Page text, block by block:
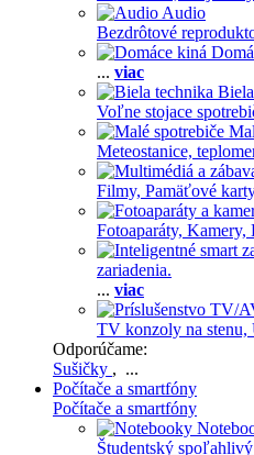
Audio
Bezdrôtové
... viac
Voľne stojace
Meteostanice,
Filmy, Pamäťové
Fotoaparáty, Kamery,
zariadenia.
... viac
TV konzoly na stenu,
Odporúčame:
Sušičky , ...
Počítače a smartfóny
Počítače a smartfóny
Študentský